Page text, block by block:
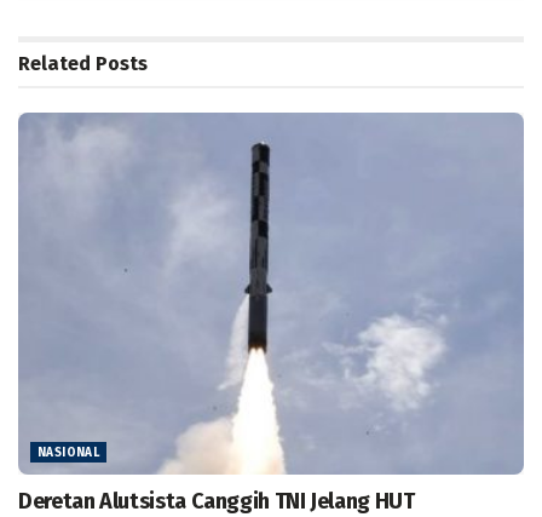
Related Posts
NASIONAL
Deretan Alutsista Canggih TNI Jelang HUT